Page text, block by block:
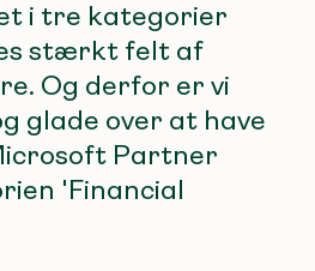
i tre kategorier
stærkt felt af
Og derfor er vi
glade over at have
Partner
'Financial